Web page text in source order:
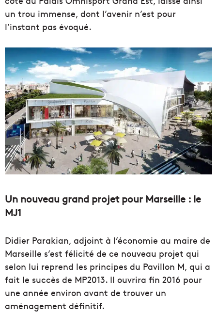
un trou immense, dont l’avenir n’est pour
l’instant pas évoqué.
Un nouveau grand projet pour Marseille : le
MJ1
Didier Parakian, adjoint à l’économie au maire de
Marseille s’est félicité de ce nouveau projet qui
selon lui reprend les principes du Pavillon M, qui a
fait le succès de MP2013. Il ouvrira fin 2016 pour
une année environ avant de trouver un
aménagement définitif.